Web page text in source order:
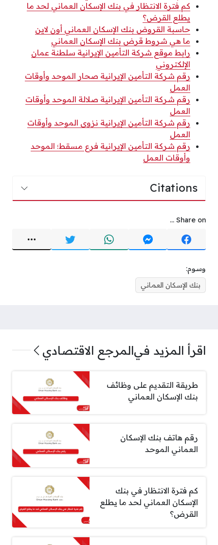
كم فترة الانتظار في بنك الإسكان العماني لحد ما
يطلع القرض؟
حاسبة القروض بنك الإسكان العماني أون لاين
ما هي شروط قرض بنك الإسكان العماني
رابط موقع شركة التأمين الإيرانية سلطنة عمان
الإلكتروني
رقم شركة التأمين الإيرانية صحار الموحد وأوقات
العمل
رقم شركة التأمين الإيرانية صلالة الموحد وأوقات
العمل
رقم شركة التأمين الإيرانية نزوى الموحد وأوقات
العمل
رقم شركة التأمين الإيرانية فرع مسقط؛ الموحد
وأوقات العمل
Citations
Share on ...
وسوم:
بنك الإسكان العماني
اقرأ المزيد فيالمرجع الاقتصادي
طريقة التقديم على وظائف
بنك الإسكان العماني
رقم هاتف بنك الإسكان
العماني الموحد
كم فترة الانتظار في بنك
الإسكان العماني لحد ما يطلع
القرض؟